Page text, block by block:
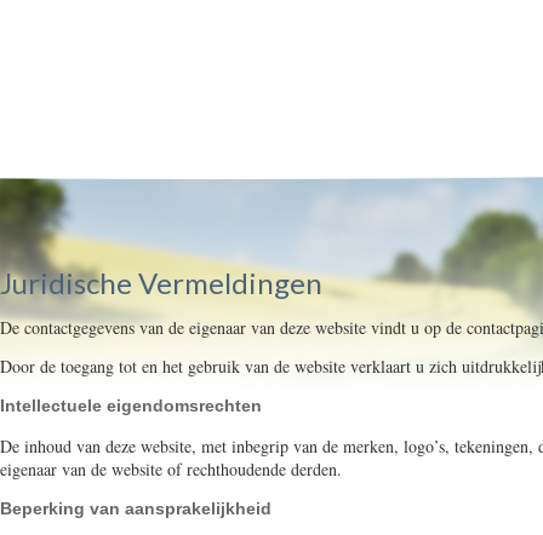
Juridische Vermeldingen
De contactgegevens van de eigenaar van deze website vindt u op de
Door de toegang tot en het gebruik van de website verklaart u zich
Intellectuele eigendomsrechten
De inhoud van deze website, met inbegrip van de merken, logo’s,
eigenaar van de website of rechthoudende derden.
Beperking van aansprakelijkheid